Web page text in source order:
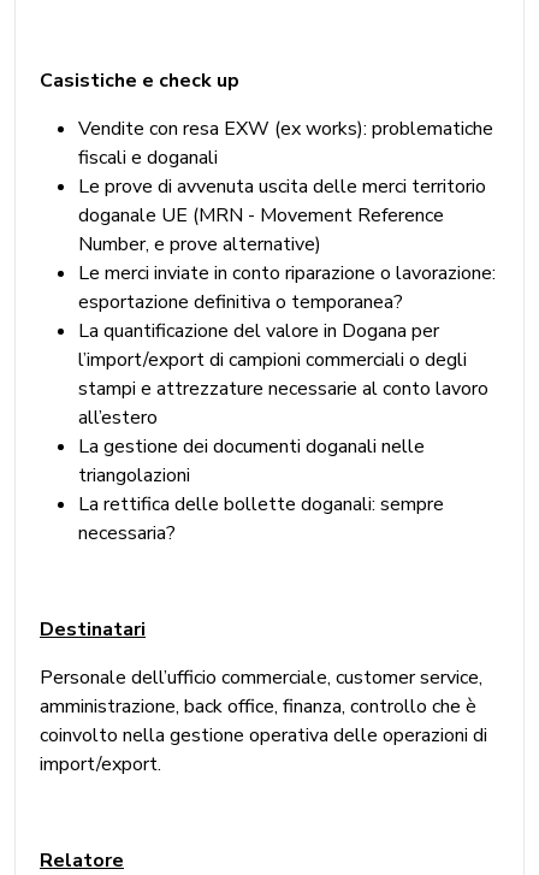
Casistiche e check up
Vendite con resa EXW (ex works): problematiche
fiscali e doganali
Le prove di avvenuta uscita delle merci territorio
doganale UE (MRN - Movement Reference
Number, e prove alternative)
Le merci inviate in conto riparazione o lavorazione:
esportazione definitiva o temporanea?
La quantificazione del valore in Dogana per
l’import/export di campioni commerciali o degli
stampi e attrezzature necessarie al conto lavoro
all’estero
La gestione dei documenti doganali nelle
triangolazioni
La rettifica delle bollette doganali: sempre
necessaria?
Destinatari
Personale dell’ufficio commerciale, customer service,
amministrazione, back office, finanza, controllo che è
coinvolto nella gestione operativa delle operazioni di
import/export.
Relatore